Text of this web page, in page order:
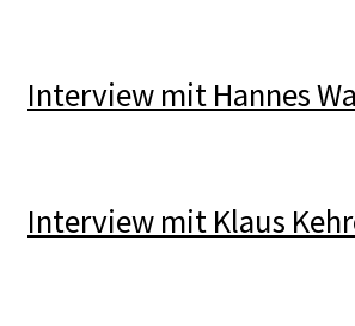
Interview mit Hannes
Interview mit Klaus